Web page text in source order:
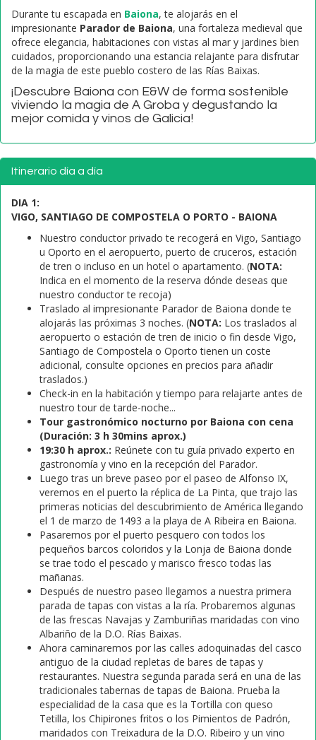
Durante tu escapada en Baiona, te alojarás en el
impresionante Parador de Baiona, una fortaleza medieval que
ofrece elegancia, habitaciones con vistas al mar y jardines bien
cuidados, proporcionando una estancia relajante para disfrutar
de la magia de este pueblo costero de las Rías Baixas.
¡Descubre Baiona con E&W de forma sostenible
viviendo la magia de A Groba y degustando la
mejor comida y vinos de Galicia!
Itinerario día a día
DIA 1:
VIGO, SANTIAGO DE COMPOSTELA O PORTO - BAIONA
Nuestro conductor privado te recogerá en Vigo, Santiago
u Oporto en el aeropuerto, puerto de cruceros, estación
de tren o incluso en un hotel o apartamento. (NOTA:
Indica en el momento de la reserva dónde deseas que
nuestro conductor te recoja)
Traslado al impresionante Parador de Baiona donde te
alojarás las próximas 3 noches. (NOTA: Los traslados al
aeropuerto o estación de tren de inicio o fin desde Vigo,
Santiago de Compostela o Oporto tienen un coste
adicional, consulte opciones en precios para añadir
traslados.)
Check-in en la habitación y tiempo para relajarte antes de
nuestro tour de tarde-noche...
Tour gastronómico nocturno por Baiona con cena
(Duración: 3 h 30mins aprox.)
19:30 h aprox.: Reúnete con tu guía privado experto en
gastronomía y vino en la recepción del Parador.
Luego tras un breve paseo por el paseo de Alfonso IX,
veremos en el puerto la réplica de La Pinta, que trajo las
primeras noticias del descubrimiento de América llegando
el 1 de marzo de 1493 a la playa de A Ribeira en Baiona.
Pasaremos por el puerto pesquero con todos los
pequeños barcos coloridos y la Lonja de Baiona donde
se trae todo el pescado y marisco fresco todas las
mañanas.
Después de nuestro paseo llegamos a nuestra primera
parada de tapas con vistas a la ría. Probaremos algunas
de las frescas Navajas y Zamburiñas maridadas con vino
Albariño de la D.O. Rías Baixas.
Ahora caminaremos por las calles adoquinadas del casco
antiguo de la ciudad repletas de bares de tapas y
restaurantes. Nuestra segunda parada será en una de las
tradicionales tabernas de tapas de Baiona. Prueba la
especialidad de la casa que es la Tortilla con queso
Tetilla, los Chipirones fritos o los Pimientos de Padrón,
maridados con Treixadura de la D.O. Ribeiro y un vino